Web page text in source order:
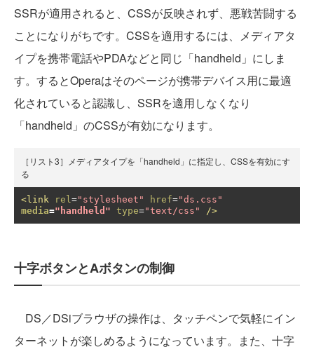
SSRが適用されると、CSSが反映されず、悪戦苦闘する
ことになりがちです。CSSを適用するには、メディアタ
イプを携帯電話やPDAなどと同じ「handheld」にしま
す。するとOperaはそのページが携帯デバイス用に最適
化されていると認識し、SSRを適用しなくなり
「handheld」のCSSが有効になります。
［リスト3］メディアタイプを「handheld」に指定し、CSSを有効にす
る
<link rel="stylesheet" href="ds.css"
media="handheld" type="text/css" />
十字ボタンとAボタンの制御
DS／DSiブラウザの操作は、タッチペンで気軽にイン
ターネットが楽しめるようになっています。また、十字